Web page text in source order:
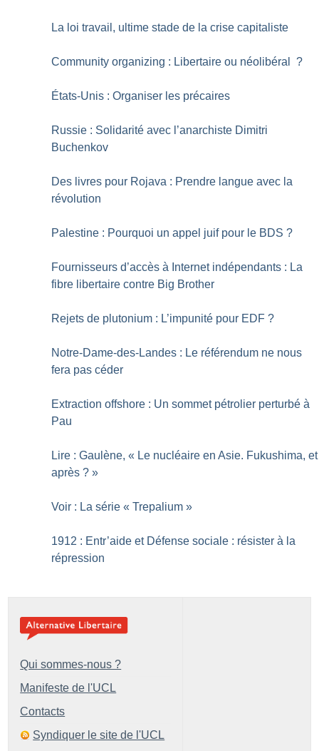
La loi travail, ultime stade de la crise capitaliste
Community organizing : Libertaire ou néolibéral ?
États-Unis : Organiser les précaires
Russie : Solidarité avec l’anarchiste Dimitri
Buchenkov
Des livres pour Rojava : Prendre langue avec la
révolution
Palestine : Pourquoi un appel juif pour le BDS ?
Fournisseurs d’accès à Internet indépendants : La
fibre libertaire contre Big Brother
Rejets de plutonium : L’impunité pour EDF ?
Notre-Dame-des-Landes : Le référendum ne nous
fera pas céder
Extraction offshore : Un sommet pétrolier perturbé à
Pau
Lire : Gaulène, « Le nucléaire en Asie. Fukushima, et
après ? »
Voir : La série « Trepalium »
1912 : Entr’aide et Défense sociale : résister à la
répression
Qui sommes-nous ?
Manifeste de l'UCL
Contacts
Syndiquer le site de l'UCL